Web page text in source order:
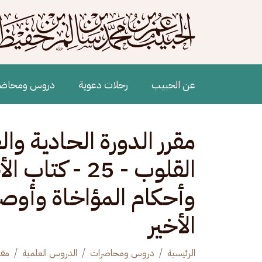
Main navigation
عن الحبيب رحلات دعوية دروس
مقرر الدورة
القلوب - 25
الأخير
الرئيسية دروس ومحاضرات الدروس العلمية